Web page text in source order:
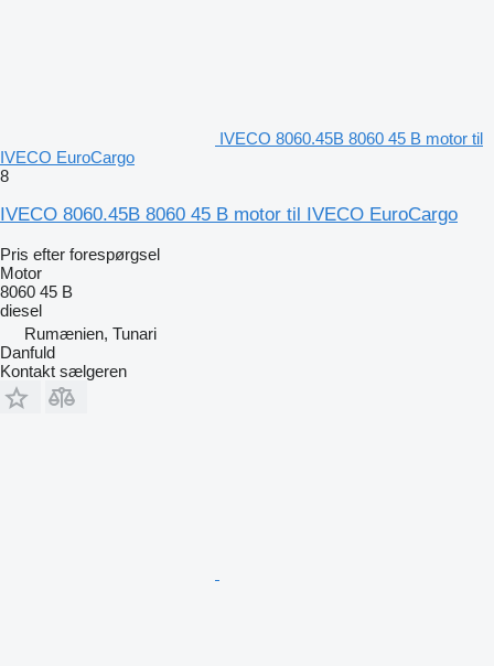
IVECO 8060.45B 8060 45 B motor til
IVECO EuroCargo
8
IVECO 8060.45B 8060 45 B motor til IVECO EuroCargo
Pris efter forespørgsel
Motor
8060 45 B
diesel
Rumænien, Tunari
Danfuld
Kontakt sælgeren